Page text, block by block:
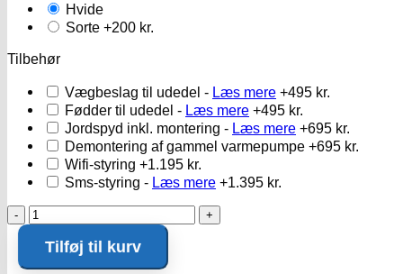
Hvide
Sorte +200 kr.
Tilbehør
Vægbeslag til udedel - Læs mere +495 kr.
Fødder til udedel - Læs mere +495 kr.
Jordspyd inkl. montering - Læs mere +695 kr.
Demontering af gammel varmepumpe +695 kr.
Wifi-styring +1.195 kr.
Sms-styring - Læs mere +1.395 kr.
Panasonic
Z35
Gulvmodel
antal
Tilføj til kurv